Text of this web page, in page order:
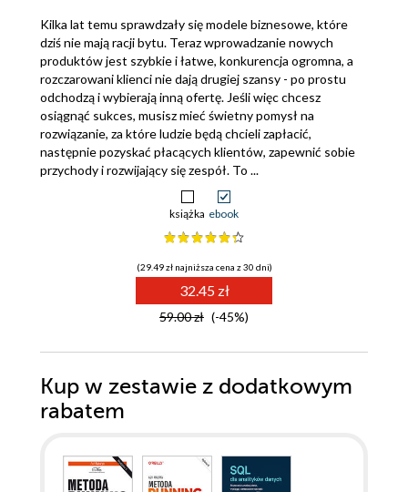
książka ebook
(29.49 zł najniższa cena z 30 dni)
32.45 zł
59.00 zł (-45%)
Kilka lat temu sprawdzały się modele biznesowe, które
dziś nie mają racji bytu. Teraz wprowadzanie nowych
produktów jest szybkie i łatwe, konkurencja ogromna, a
rozczarowani klienci nie dają drugiej szansy - po prostu
odchodzą i wybierają inną ofertę. Jeśli więc chcesz
osiągnąć sukces, musisz mieć świetny pomysł na
rozwiązanie, za które ludzie będą chcieli zapłacić,
następnie pozyskać płacących klientów, zapewnić sobie
przychody i rozwijający się zespół. To ...
Kup w zestawie z dodatkowym
rabatem